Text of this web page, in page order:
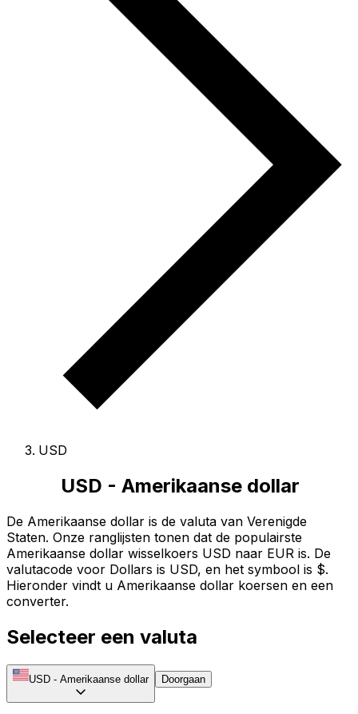
USD
USD - Amerikaanse dollar
De Amerikaanse dollar is de valuta van Verenigde
Staten. Onze ranglijsten tonen dat de populairste
Amerikaanse dollar wisselkoers USD naar EUR is. De
valutacode voor Dollars is USD, en het symbool is $.
Hieronder vindt u Amerikaanse dollar koersen en een
converter.
Selecteer een valuta
USD - Amerikaanse dollar Doorgaan